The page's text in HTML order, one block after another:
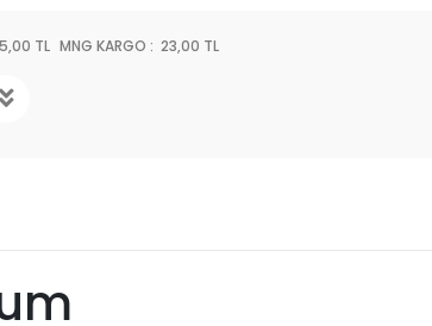
5,00 TL MNG KARGO : 23,00 TL